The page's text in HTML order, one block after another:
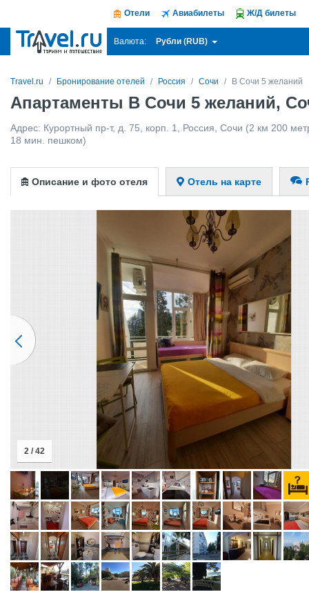
Отели Авиабилеты Ж/Д билеты
Валюта: Рубли (RUB)
Travel.ru Бронирование отелей Россия Сочи В Сочи 5 желаний
Апартаменты В Сочи 5 желаний,
Адрес: Курортный пр-т, д. 75, корп. 1 Россия Сочи (2 км 200
18 мин. пешком)
Описание и фото отеля Отель на карте
2 / 42